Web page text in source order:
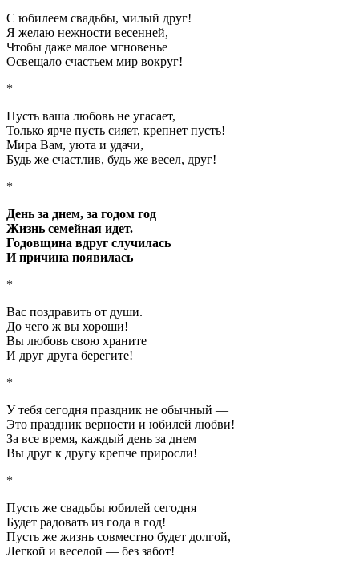
С юбилеем свадьбы, милый друг!
Я желаю нежности весенней,
Чтобы даже малое мгновенье
Освещало счастьем мир вокруг!
*
Пусть ваша любовь не угасает,
Только ярче пусть сияет, крепнет пусть!
Мира Вам, уюта и удачи,
Будь же счастлив, будь же весел, друг!
*
День за днем, за годом год
Жизнь семейная идет.
Годовщина вдруг случилась
И причина появилась
*
Вас поздравить от души.
До чего ж вы хороши!
Вы любовь свою храните
И друг друга берегите!
*
У тебя сегодня праздник не обычный —
Это праздник верности и юбилей любви!
За все время, каждый день за днем
Вы друг к другу крепче приросли!
*
Пусть же свадьбы юбилей сегодня
Будет радовать из года в год!
Пусть же жизнь совместно будет долгой,
Легкой и веселой — без забот!